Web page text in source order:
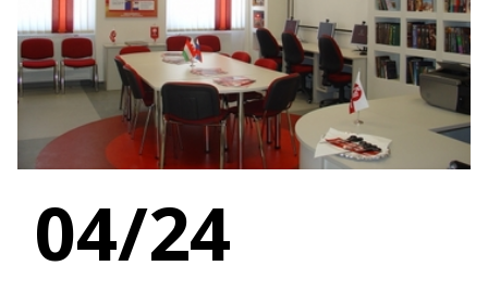
04/24